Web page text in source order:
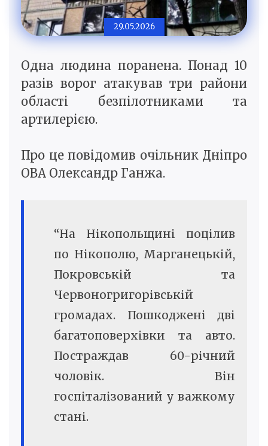
29.05.2026
Одна людина поранена. Понад 10
разів ворог атакував три райони
області безпілотниками та
артилерією.
Про це повідомив очільник Дніпро
ОВА Олександр Ганжа.
“На Нікопольщині поцілив
по Нікополю, Марганецькій,
Покровській та
Червоногригорівській
громадах. Пошкоджені дві
багатоповерхівки та авто.
Постраждав 60-річний
чоловік. Він
госпіталізований у важкому
стані.